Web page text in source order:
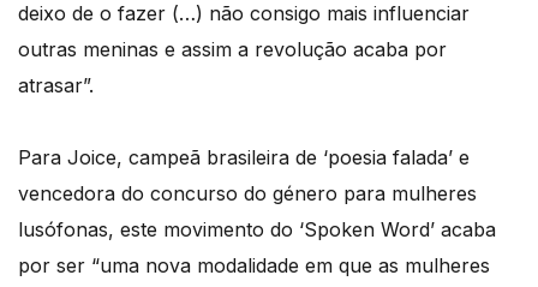
deixo de o fazer (…) não consigo mais influenciar
outras meninas e assim a revolução acaba por
atrasar”.
Para Joice, campeã brasileira de ‘poesia falada’ e
vencedora do concurso do género para mulheres
lusófonas, este movimento do ‘Spoken Word’ acaba
por ser “uma nova modalidade em que as mulheres